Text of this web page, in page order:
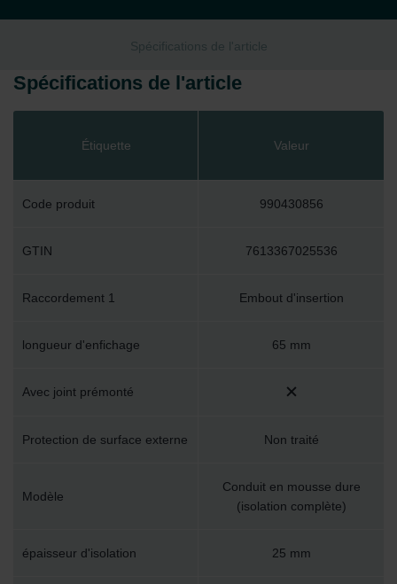
Spécifications de l'article
Spécifications de l'article
Étiquette Valeur
Code produit 990430856
GTIN 7613367025536
Raccordement 1 Embout d'insertion
longueur d'enfichage 65 mm
Avec joint prémonté
Protection de surface externe Non traité
Modèle
Conduit en mousse dure
(isolation complète)
épaisseur d'isolation 25 mm